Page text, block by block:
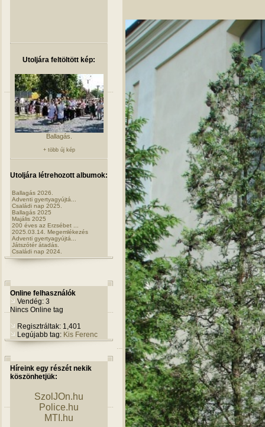
Utoljára feltöltött kép:
Ballagás.
+ több új kép
Utoljára létrehozott albumok:
Ballagás 2026.
Adventi gyertyagyújtá...
Családi nap 2025.
Ballagás 2025
Majális 2025
200 éves az Erzsébet ...
2025.03.14. Megemlékezés
Adventi gyertyagyújtá...
Játszótér átadás.
Családi nap 2024.
Online felhasználók
Vendég: 3
Nincs Online tag
Regisztráltak: 1,401
Legújabb tag: Kis Ferenc
Híreink egy részét nekik
köszönhetjük:
SzolJOn.hu
Police.hu
MTI.hu